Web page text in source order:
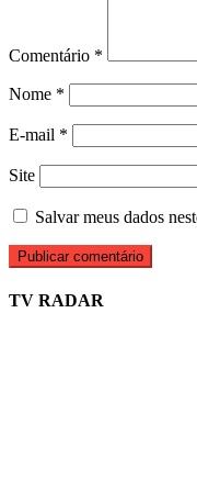
Comentário *
Nome *
E-mail *
Site
Salvar meus dados
TV RADAR